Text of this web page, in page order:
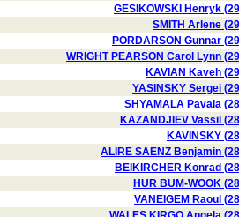
GESIKOWSKI Henryk
SMITH Arlene
PORDARSON Gunnar
WRIGHT PEARSON Carol Lynn
KAVIAN Kaveh
YASINSKY Sergei
SHYAMALA Pavala
KAZANDJIEV Vassil
KAVINSKY
ALIRE SAENZ Benjamin
BEIKIRCHER Konrad
HUR BUM-WOOK
VANEIGEM Raoul